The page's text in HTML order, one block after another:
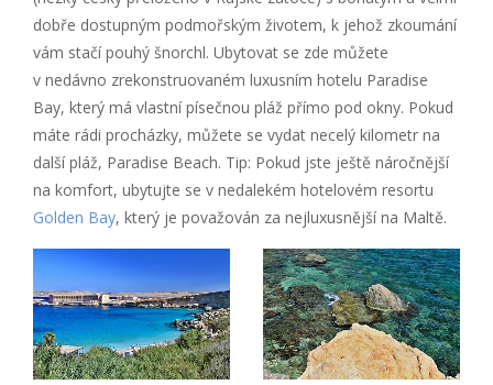
dobře dostupným podmořským životem, k jehož zkoumání
vám stačí pouhý šnorchl. Ubytovat se zde můžete
v nedávno zrekonstruovaném luxusním hotelu Paradise
Bay, který má vlastní písečnou pláž přímo pod okny. Pokud
máte rádi procházky, můžete se vydat necelý kilometr na
další pláž, Paradise Beach. Tip: Pokud jste ještě náročnější
na komfort, ubytujte se v nedalekém hotelovém resortu
Golden Bay, který je považován za nejluxusnější na Maltě.